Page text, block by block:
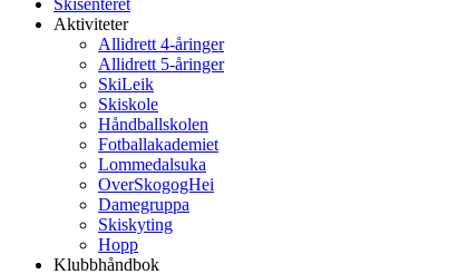
Skisenteret
Aktiviteter
Allidrett 4-åringer
Allidrett 5-åringer
SkiLeik
Skiskole
Håndballskolen
Fotballakademiet
Lommedalsuka
OverSkogogHei
Damegruppa
Skiskyting
Hopp
Klubbhåndbok